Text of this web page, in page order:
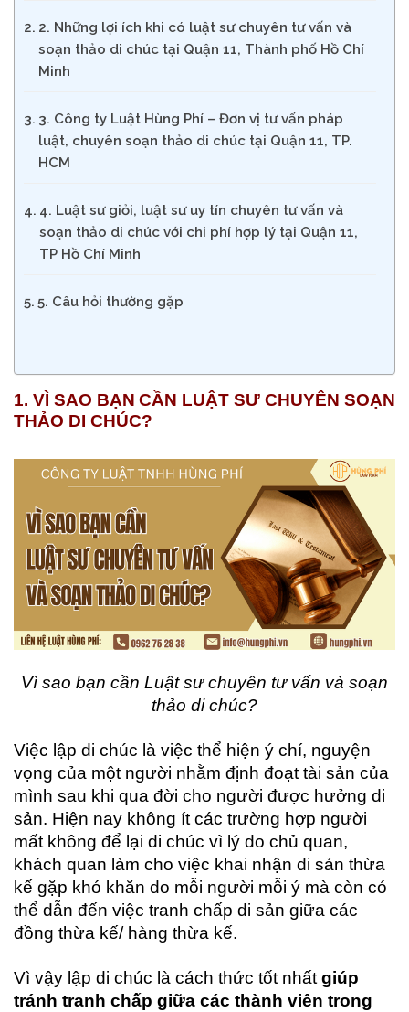
2. Những lợi ích khi có luật sư chuyên tư vấn và
soạn thảo di chúc tại Quận 11, Thành phố Hồ Chí
Minh
3. Công ty Luật Hùng Phí – Đơn vị tư vấn pháp
luật, chuyên soạn thảo di chúc tại Quận 11, TP.
HCM
4. Luật sư giỏi, luật sư uy tín chuyên tư vấn và
soạn thảo di chúc với chi phí hợp lý tại Quận 11,
TP Hồ Chí Minh
5. Câu hỏi thường gặp
1. VÌ SAO BẠN CẦN LUẬT SƯ CHUYÊN SOẠN
THẢO DI CHÚC?
Vì sao bạn cần Luật sư chuyên tư vấn và soạn
thảo di chúc?
Việc lập di chúc là việc thể hiện ý chí, nguyện
vọng của một người nhằm định đoạt tài sản của
mình sau khi qua đời cho người được hưởng di
sản. Hiện nay không ít các trường hợp người
mất không để lại di chúc vì lý do chủ quan,
khách quan làm cho việc khai nhận di sản thừa
kế gặp khó khăn do mỗi người mỗi ý mà còn có
thể dẫn đến việc tranh chấp di sản giữa các
đồng thừa kế/ hàng thừa kế.
Vì vậy lập di chúc là cách thức tốt nhất giúp
tránh tranh chấp giữa các thành viên trong